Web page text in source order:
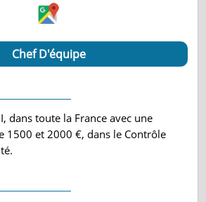
Chef D'équipe
dans toute la France avec une
1500 et 2000 €, dans le Contrôle